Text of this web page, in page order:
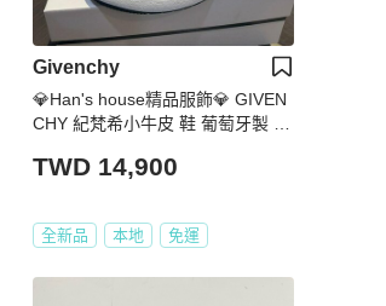
Givenchy
💎Han's house精品服飾💎 GIVEN
CHY 紀梵希小牛皮 鞋 葡萄牙製 現
TWD 14,900
全新品 本地 免運